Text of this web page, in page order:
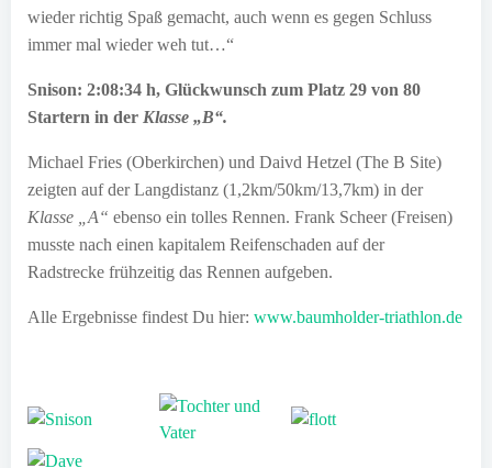
wieder richtig Spaß gemacht, auch wenn es gegen Schluss
immer mal wieder weh tut…“
Snison: 2:08:34 h, Glückwunsch zum Platz 29 von 80
Startern in der Klasse „B“.
Michael Fries (Oberkirchen) und Daivd Hetzel (The B Site)
zeigten auf der Langdistanz (1,2km/50km/13,7km) in der
Klasse „A“ ebenso ein tolles Rennen. Frank Scheer (Freisen)
musste nach einen kapitalem Reifenschaden auf der
Radstrecke frühzeitig das Rennen aufgeben.
Alle Ergebnisse findest Du hier: www.baumholder-triathlon.de